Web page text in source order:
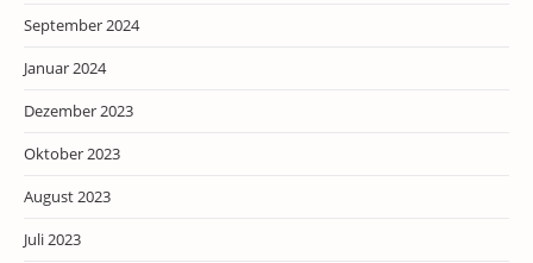
September 2024
Januar 2024
Dezember 2023
Oktober 2023
August 2023
Juli 2023